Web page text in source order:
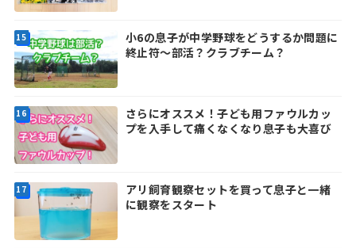
小6の息子が中学野球をどうするか問題に
終止符～部活？クラブチーム？
さらにオススメ！子ども用ファウルカッ
プを入手して痛くなくなり息子も大喜び
アリ飼育観察セットを買って息子と一緒
に観察をスタート